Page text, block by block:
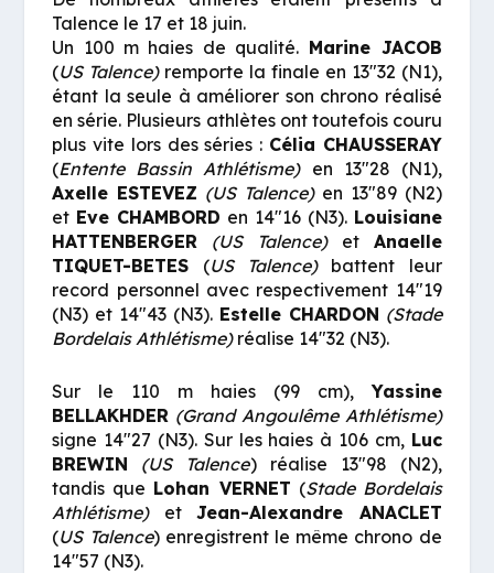
Talence le 17 et 18 juin.
Un 100 m haies de qualité.Marine JACOB
(US Talence)remporte la finale en 13″32 (N1),
étant la seule à améliorer son chrono réalisé
en série. Plusieurs athlètes ont toutefois couru
plus vite lors des séries : Célia CHAUSSERAY
(Entente Bassin Athlétisme)en 13″28 (N1),
Axelle ESTEVEZ (US Talence)en 13″89 (N2)
et Eve CHAMBORD en 14″16 (N3). Louisiane
HATTENBERGER
(US Talence)et Anaelle
TIQUET-BETES (US Talence)battent leur
record personnel avec respectivement 14″19
(N3) et 14″43 (N3). Estelle CHARDON (Stade
Bordelais Athlétisme)réalise 14″32 (N3).
Sur le 110 m haies (99 cm),Yassine
BELLAKHDER (Grand Angoulême Athlétisme)
signe 14″27 (N3). Sur les haies à 106 cm, Luc
BREWIN
(US Talence) réalise 13″98 (N2),
tandis que Lohan VERNET (Stade Bordelais
Athlétisme)etJean-Alexandre ANACLET
(US Talence) enregistrent le même chrono de
14″57 (N3).